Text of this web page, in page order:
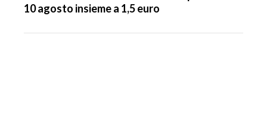
10 agosto insieme a 1,5 euro